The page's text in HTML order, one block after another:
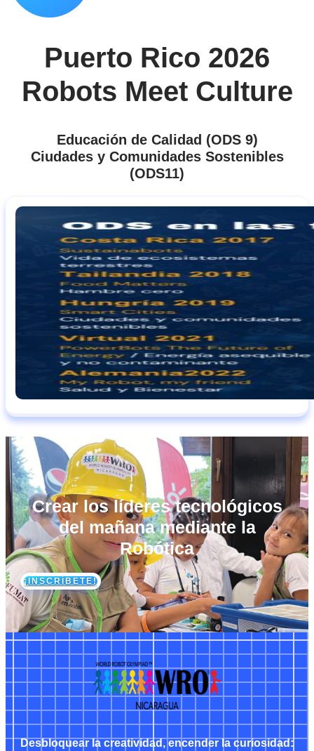
Puerto Rico 2026
Robots Meet Culture
Educación de Calidad (ODS 9)
Ciudades y Comunidades Sostenibles
(ODS11)
Crear los líderes tecnológicos
del mañana mediante la
Robótica
¡INSCRÍBETE!
Desbloquear la creatividad, encender la curiosidad: